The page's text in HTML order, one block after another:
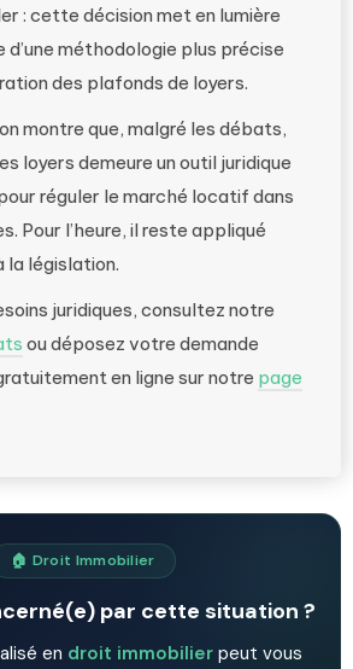
: cette décision met en lumière
d’une méthodologie plus précise
des plafonds de loyers.
montre que, malgré les débats,
loyers demeure un outil juridique
réguler le marché locatif dans
Pour l’heure, il reste appliqué
la législation.
juridiques, consultez notre
ou déposez votre demande
en ligne sur notre page
🏠 Droit Immobilier
par cette situation ?
en droit immobilier peut vous